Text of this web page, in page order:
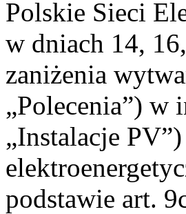
Polskie Sieci
w dniach 14,
zaniżenia
„Polecenia”) w
„Instalacje
podstawie art.